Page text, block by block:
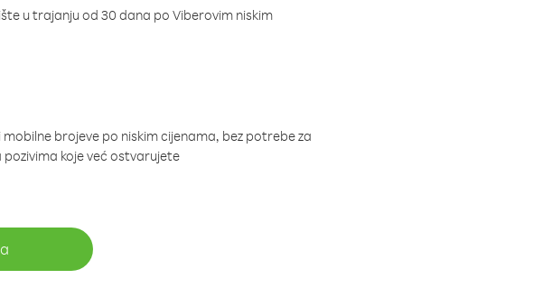
u trajanju od 30 dana po Viberovim niskim
brojeve po niskim cijenama, bez potrebe za
koje već ostvarujete